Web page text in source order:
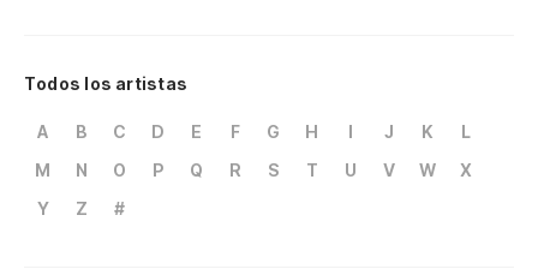
Todos los artistas
A B C D E F G H I J K
L
M
N O P Q R S T U V W
X
Y
Z #